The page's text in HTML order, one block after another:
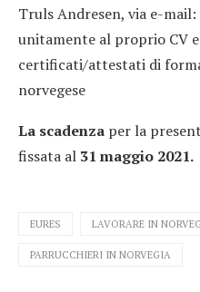
Truls Andresen, via e-mail:
unitamente al proprio CV
certificati/attestati di
norvegese
La scadenza per la
fissata al 31 maggio 2021.
EURES LAVORARE IN
PARRUCCHIERI IN NORVEGIA